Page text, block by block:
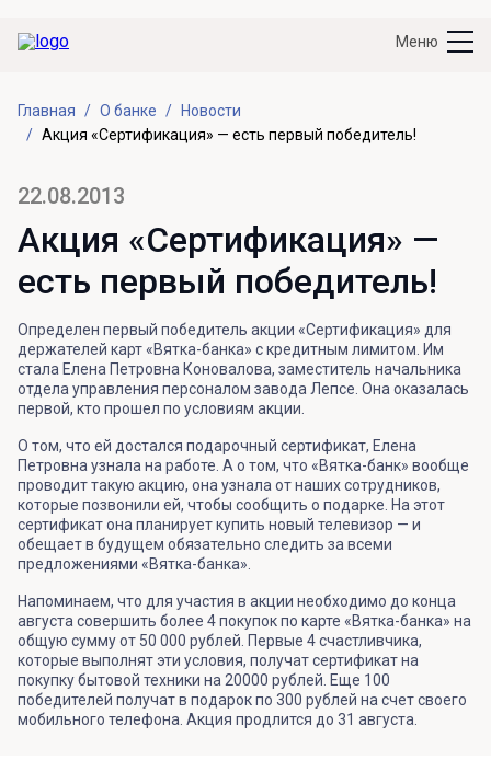
Меню
Главная О банке
Новости
Акция «Сертификация» — есть первый победитель!
22.08.2013
Акция «Сертификация» —
есть первый победитель!
Определен первый победитель акции «Сертификация» для
держателей карт «Вятка-банка» с кредитным лимитом. Им
стала Елена Петровна Коновалова, заместитель начальника
отдела управления персоналом завода Лепсе. Она оказалась
первой, кто прошел по условиям акции.
О том, что ей достался подарочный сертификат, Елена
Петровна узнала на работе. А о том, что «Вятка-банк» вообще
проводит такую акцию, она узнала от наших сотрудников,
которые позвонили ей, чтобы сообщить о подарке. На этот
сертификат она планирует купить новый телевизор — и
обещает в будущем обязательно следить за всеми
предложениями «Вятка-банка».
Напоминаем, что для участия в акции необходимо до конца
августа совершить более 4 покупок по карте «Вятка-банка» на
общую сумму от 50 000 рублей. Первые 4 счастливчика,
которые выполнят эти условия, получат сертификат на
покупку бытовой техники на 20000 рублей. Еще 100
победителей получат в подарок по 300 рублей на счет своего
мобильного телефона. Акция продлится до 31 августа.